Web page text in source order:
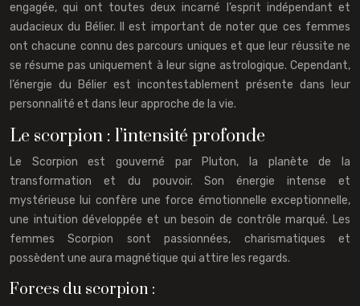
engagée, qui ont toutes deux incarné l’esprit indépendant et
audacieux du Bélier. Il est important de noter que ces femmes
ont chacune connu des parcours uniques et que leur réussite ne
se résume pas uniquement à leur signe astrologique. Cependant,
l’énergie du Bélier est incontestablement présente dans leur
personnalité et dans leur approche de la vie.
Le scorpion : l’intensité profonde
Le Scorpion est gouverné par Pluton, la planète de la
transformation et du pouvoir. Son énergie intense et
mystérieuse lui confère une force émotionnelle exceptionnelle,
une intuition développée et un besoin de contrôle marqué. Les
femmes Scorpion sont passionnées, charismatiques et
possèdent une aura magnétique qui attire les regards.
Forces du scorpion :